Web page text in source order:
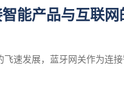
能产品与互联网
飞速发展，蓝牙网关作为连